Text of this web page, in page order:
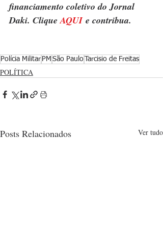
financiamento coletivo do Jornal
Daki. Clique AQUI e contribua.
Polícia Militar PM São Paulo Tarcisio de Freitas
POLÍTICA
Posts Relacionados Ver tudo